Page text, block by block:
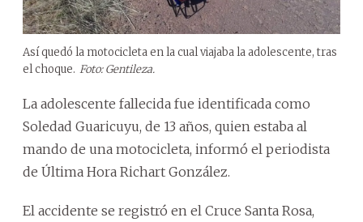
Así quedó la motocicleta en la cual viajaba la adolescente, tras
el choque. Foto: Gentileza.
La adolescente fallecida fue identificada como
Soledad Guaricuyu, de 13 años, quien estaba al
mando de una motocicleta, informó el periodista
de Última Hora Richart González.
El accidente se registró en el Cruce Santa Rosa,